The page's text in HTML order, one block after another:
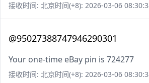
接收时间: 北京时间(+8): 2026-03-06
@95027388747946290301
Your one-time eBay pin is 724277
接收时间: 北京时间(+8): 2026-03-06